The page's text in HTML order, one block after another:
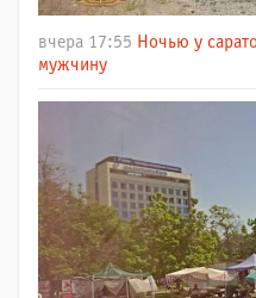
вчера 17:55 Ночью у
мужчину